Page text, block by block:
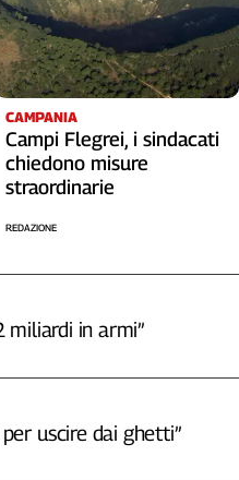
CAMPANIA
Campi Flegrei, i sindacati
chiedono misure
straordinarie
REDAZIONE
miliardi in armi”
uscire dai ghetti”